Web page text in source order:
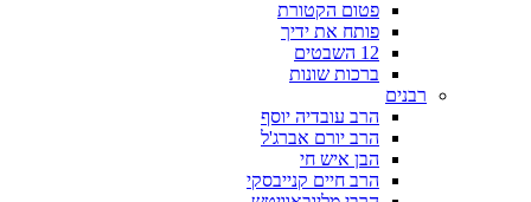
פטום הקטורת
פותח את ידיך
12 השבטים
ברכות שונות
רבנים
הרב עובדיה יוסף
הרב יורם אברג'ל
הבן איש חי
הרב חיים קנייבסקי